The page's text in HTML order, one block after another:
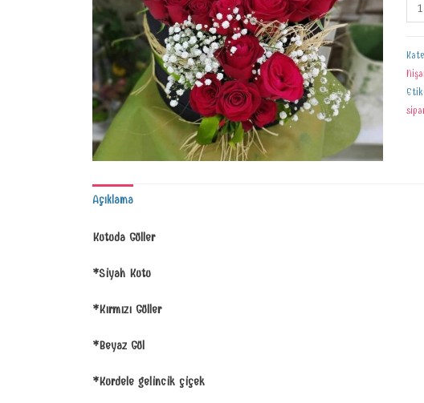
Açıklama
Kutuda Güller
*Siyah Kutu
*Kırmızı Güller
*Beyaz Gül
*Kurdele gelincik çiçek